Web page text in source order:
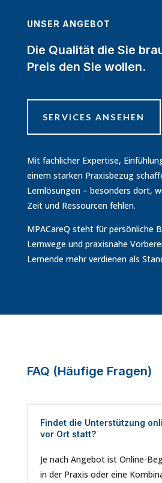
UNSER ANGEBOT
Die Qualität die Sie
Preis den Sie wollen.
SERVICES ANSEHEN
Mit fachlicher Expertise,
einem starken Praxisbezug
Lernlösungen – besonders dort,
Zeit und Ressourcen fehlen.
MPACareQ steht für persönliche
Lernwege und praxisnahe
Lernende mehr verdienen als
FAQ (Häufige Fragen)
Findet die Unterstützung
vor Ort statt?
Je nach Angebot ist Online-
in der Praxis oder eine